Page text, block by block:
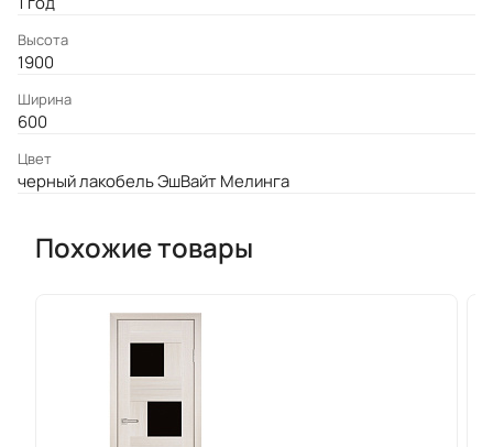
Высота
1900
Ширина
600
Цвет
черный лакобель ЭшВайт Мелинга
Похожие товары